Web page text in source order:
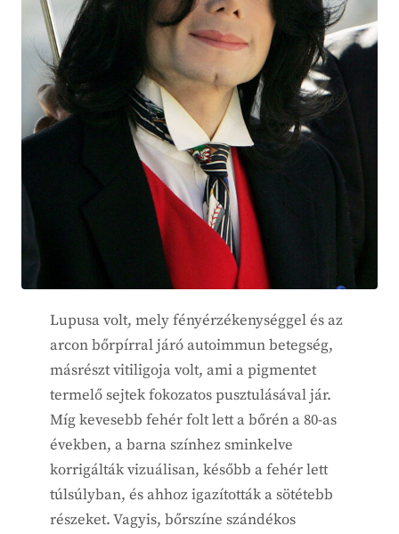
Lupusa volt, mely fényérzékenységgel és az
arcon bőrpírral járó autoimmun betegség,
másrészt vitiligoja volt, ami a pigmentet
termelő sejtek fokozatos pusztulásával jár.
Míg kevesebb fehér folt lett a bőrén a 80-as
években, a barna színhez sminkelve
korrigálták vizuálisan, később a fehér lett
túlsúlyban, és ahhoz igazították a sötétebb
részeket. Vagyis, bőrszíne szándékos